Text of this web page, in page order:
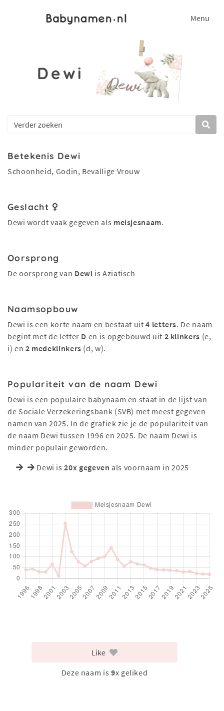
Menu
Dewi
Betekenis Dewi
Schoonheid, Godin, Bevallige Vrouw
Geslacht
Dewi wordt vaak gegeven als meisjesnaam.
Oorsprong
De oorsprong van Dewi is Aziatisch
Naamsopbouw
Dewi is een korte naam en bestaat uit4 letters. De naam
begint met de letter D en is opgebouwd uit 2 klinkers (e,
i) en 2 medeklinkers (d, w).
Populariteit van de naam Dewi
Dewi is een populaire babynaam en staat in de lijst van
de Sociale Verzekeringsbank (SVB) met meest gegeven
namen van 2025. In de grafiek zie je de populariteit van
de naam Dewi tussen 1996 en 2025. De naam Dewi is
minder populair geworden.
Dewi is20x gegeven als voornaam in 2025
Like
Deze naam is 9x geliked